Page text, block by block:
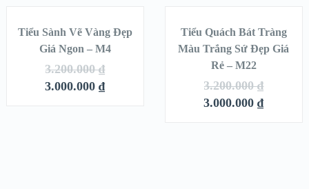
SALE!
QUICK LOOK
Tiểu Sành Vẽ Vàng Đẹp
Giá Ngon – M4
3.200.000₫
3.000.000₫
SALE!
QUICK LOOK
VIEW DETAILS
Tiểu Quách Bát Tràng
Màu Trắng Sứ Đẹp Giá
Rẻ – M22
3.200.000₫
3.000.000₫